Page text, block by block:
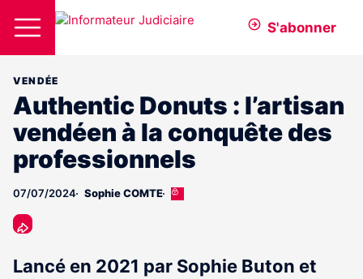
S'abonner
VENDÉE
Authentic Donuts : l’artisan
vendéen à la conquête des
professionnels
07/07/2024 Sophie COMTE
Cet
aux
abonnés
Lancé en 2021 par Sophie Buton et